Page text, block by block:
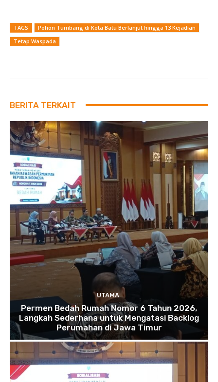
TAGS
Pohon Tumbang di Kota Batu Berlanjut hingga 13 Kejadian
Tetap Waspada
BERITA TERKAIT
UTAMA
Permen Bedah Rumah Nomor 6 Tahun 2026,
Langkah Sederhana untuk Mengatasi Backlog
Perumahan di Jawa Timur